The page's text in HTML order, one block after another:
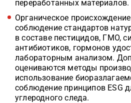
переработанных материалов.
Органическое
соблюдение стандартов
в составе пестицидов, ГМО,
антибиотиков, гормонов
лабораторным анализом.
оцениваются методы
использование
соблюдение принципов ESG
углеродного следа.